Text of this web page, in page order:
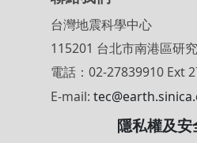
聯絡我們
台灣地震科學中心
115201 台北市南港